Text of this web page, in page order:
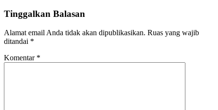
Tinggalkan Balasan
Alamat email Anda tidak akan dipublikasikan. Ruas yang wajib
ditandai *
Komentar *